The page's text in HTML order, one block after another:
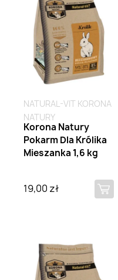
NATURAL-VIT KORONA
NATURY
Korona Natury
Pokarm Dla Królika
Mieszanka 1,6 kg
19,00 zł